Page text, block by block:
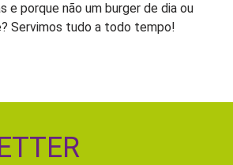
e porque não um burger de dia ou
Servimos tudo a todo tempo!